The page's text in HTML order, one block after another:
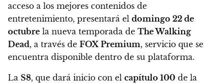
acceso a los mejores contenidos de
entretenimiento, presentará el domingo 22 de
octubre la nueva temporada de The Walking
Dead, a través de FOX Premium, servicio que se
encuentra disponible dentro de su plataforma.
La S8, que dará inicio con el capítulo 100 de la